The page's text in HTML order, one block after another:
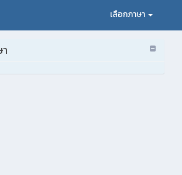
เลือกภาษา